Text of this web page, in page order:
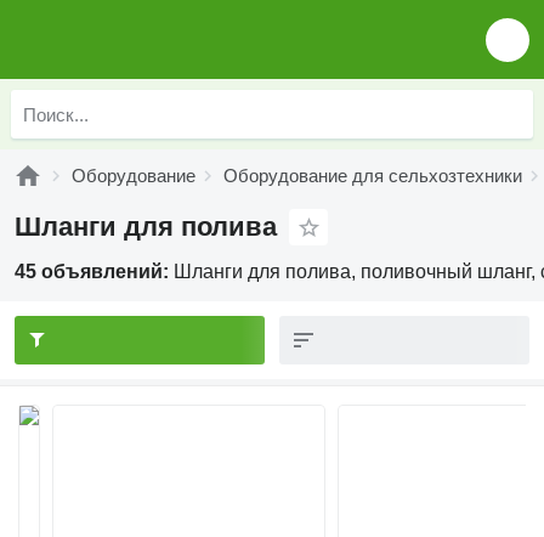
Оборудование Оборудование для сельхозтехники
Шланги для полива
45 объявлений: Шланги для полива, поливочный